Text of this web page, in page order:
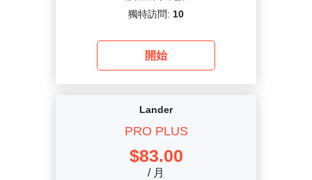
獨特訪問: 10
開始
Lander
PRO PLUS
$83.00
/ 月